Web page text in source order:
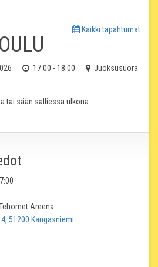
Kaikki tapahtumat
17:00 - 18:00
Juoksusuora
tai sään salliessa ulkona.
Areena
51200 Kangasniemi